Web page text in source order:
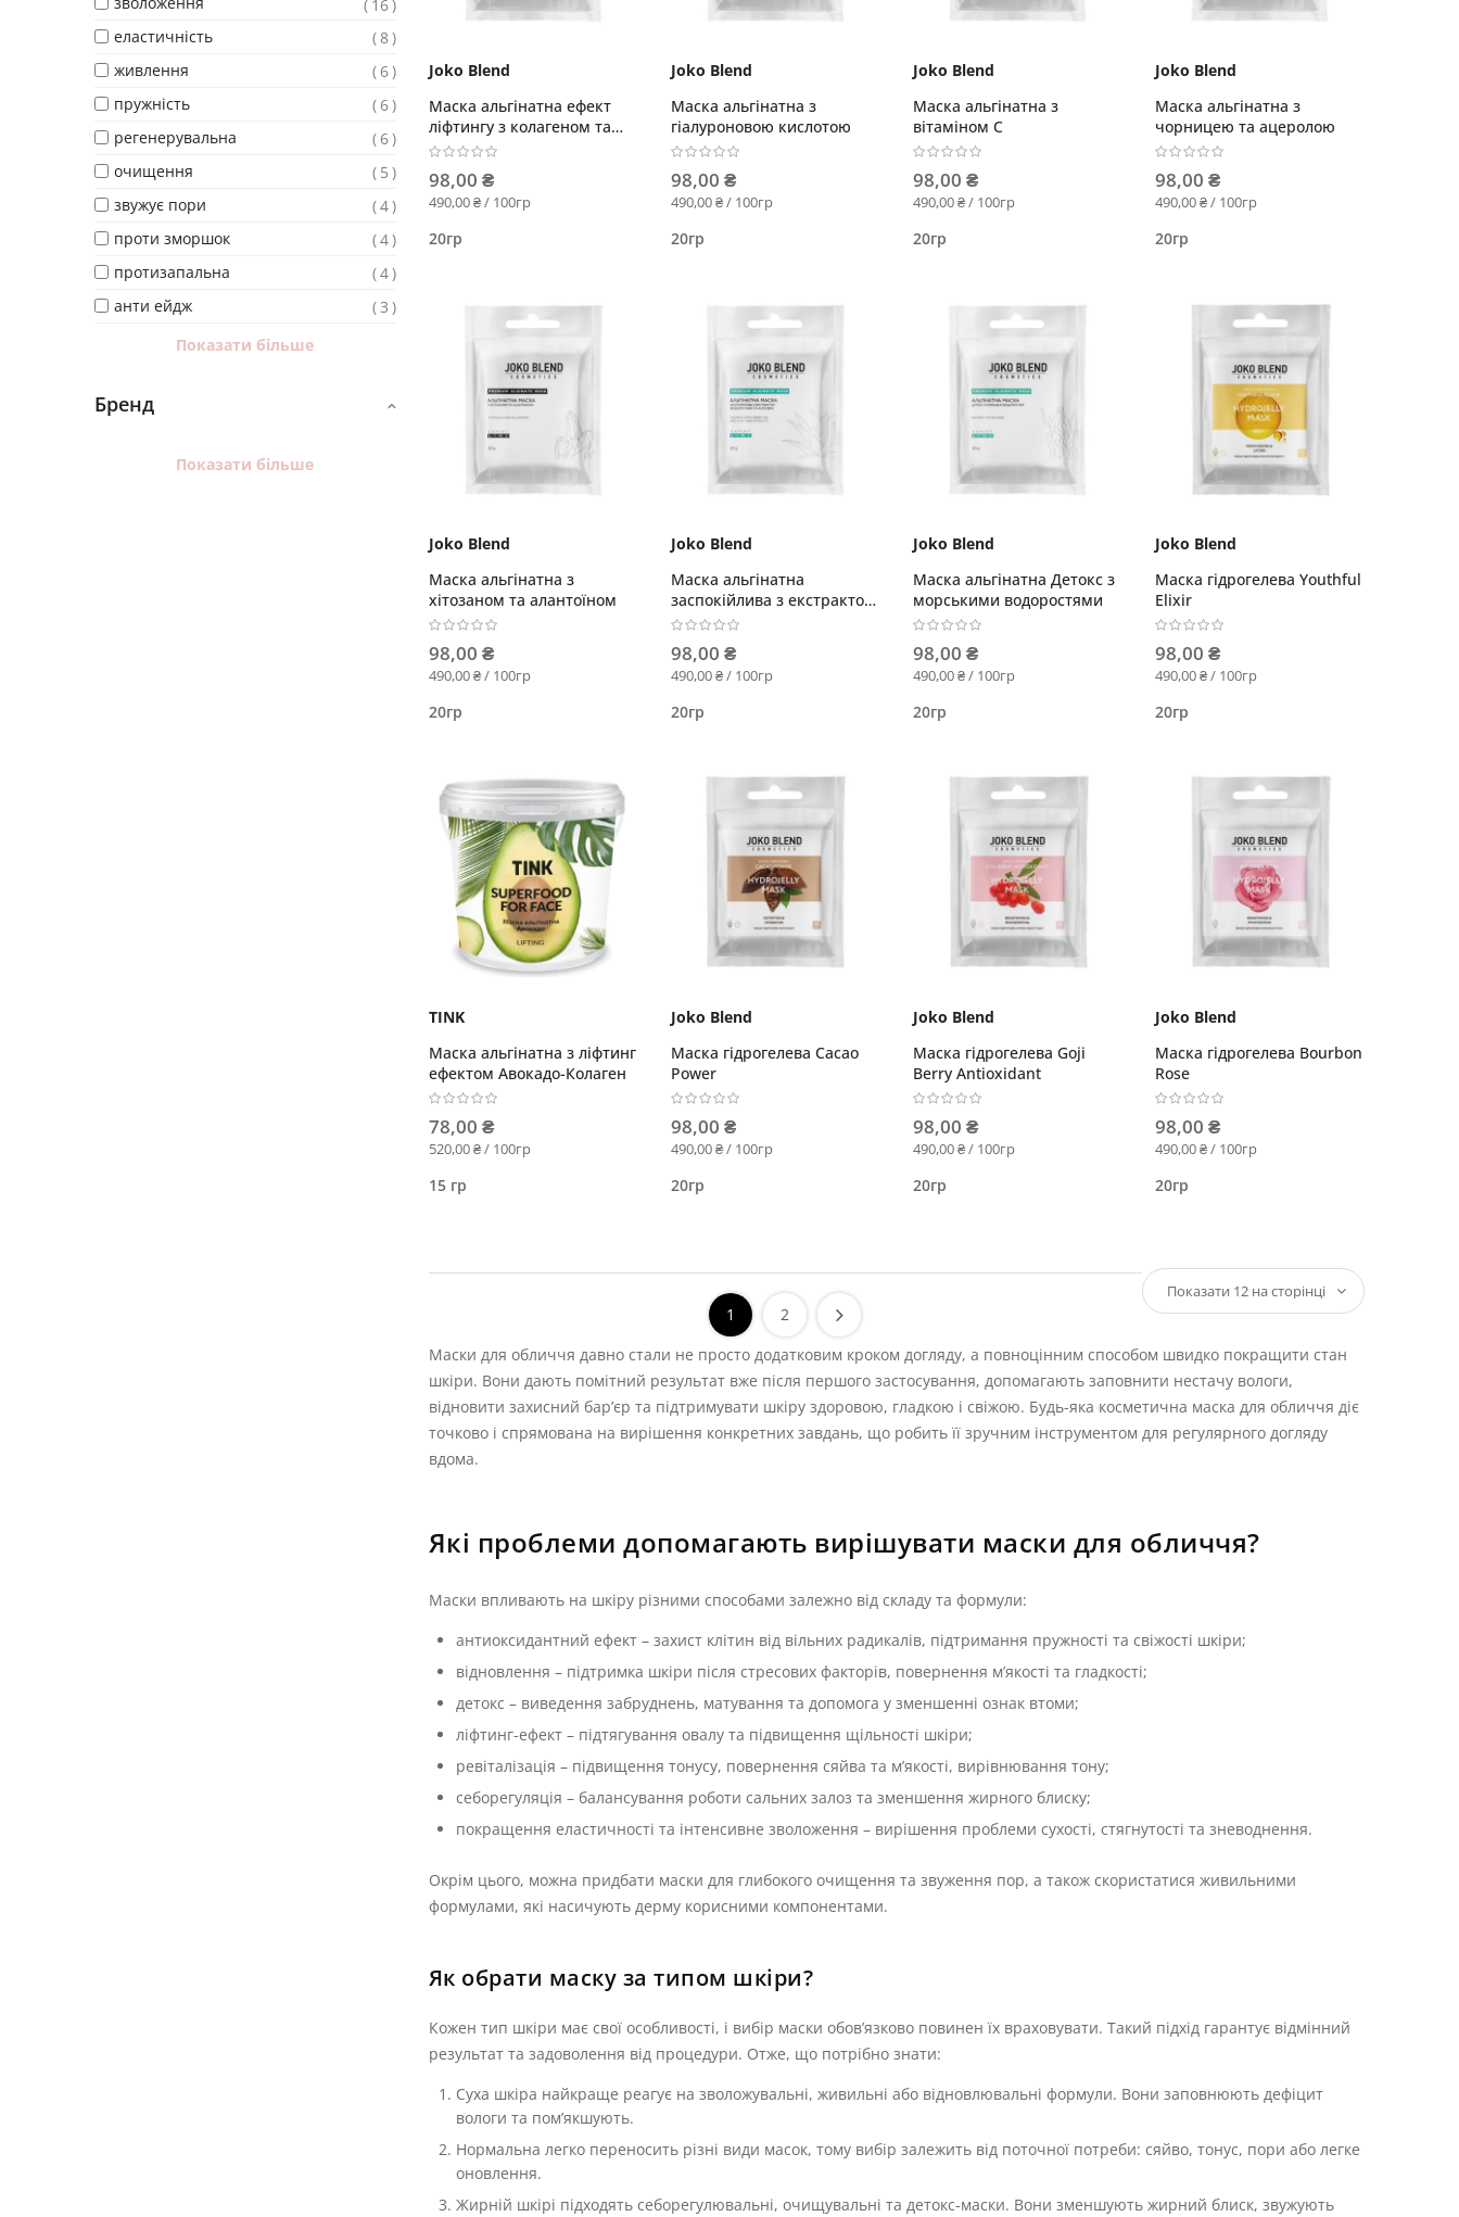
Joko Blend
Маска альгінатна ефект
ліфтингу з колагеном та
еластином
98,00 ₴
490,00 ₴ / 100гр
20гр
Joko Blend
Маска альгінатна з
гіалуроновою кислотою
98,00 ₴
490,00 ₴ / 100гр
20гр
Joko Blend
Маска альгінатна з
вітаміном С
98,00 ₴
490,00 ₴ / 100гр
20гр
Joko Blend
Маска альгінатна з
чорницею та ацеролою
98,00 ₴
490,00 ₴ / 100гр
20гр
Joko Blend
Маска альгінатна з
хітозаном та алантоїном
98,00 ₴
490,00 ₴ / 100гр
20гр
Joko Blend
Маска альгінатна
заспокійлива з екстрактом
зеленого чаю та алое вера
98,00 ₴
490,00 ₴ / 100гр
20гр
Joko Blend
Маска альгінатна Детокс з
морськими водоростями
98,00 ₴
490,00 ₴ / 100гр
20гр
Joko Blend
Маска гідрогелева Youthful
Elixir
98,00 ₴
490,00 ₴ / 100гр
20гр
TINK
Маска альгінатна з ліфтинг
ефектом Авокадо-Колаген
78,00 ₴
520,00 ₴ / 100гр
15 гр
Joko Blend
Маска гідрогелева Cacao
Power
98,00 ₴
490,00 ₴ / 100гр
20гр
Joko Blend
Маска гідрогелева Goji
Berry Antioxidant
98,00 ₴
490,00 ₴ / 100гр
20гр
Joko Blend
Маска гідрогелева Bourbon
Rose
98,00 ₴
490,00 ₴ / 100гр
20гр
1
2
Маски для обличчя давно стали не просто додатковим кроком догляду, а повноцінним способом швидко покращити стан
шкіри. Вони дають помітний результат вже після першого застосування, допомагають заповнити нестачу вологи,
відновити захисний бар’єр та підтримувати шкіру здоровою, гладкою і свіжою. Будь-яка косметична маска для обличчя діє
точково і спрямована на вирішення конкретних завдань, що робить її зручним інструментом для регулярного догляду
вдома.
Які проблеми допомагають вирішувати маски для обличчя?
Маски впливають на шкіру різними способами залежно від складу та формули:
антиоксидантний ефект – захист клітин від вільних радикалів, підтримання пружності та свіжості шкіри;
відновлення – підтримка шкіри після стресових факторів, повернення м’якості та гладкості;
детокс – виведення забруднень, матування та допомога у зменшенні ознак втоми;
ліфтинг-ефект – підтягування овалу та підвищення щільності шкіри;
ревіталізація – підвищення тонусу, повернення сяйва та м’якості, вирівнювання тону;
себорегуляція – балансування роботи сальних залоз та зменшення жирного блиску;
покращення еластичності та інтенсивне зволоження – вирішення проблеми сухості, стягнутості та зневоднення.
Окрім цього, можна придбати маски для глибокого очищення та звуження пор, а також скористатися живильними
формулами, які насичують дерму корисними компонентами.
Як обрати маску за типом шкіри?
Кожен тип шкіри має свої особливості, і вибір маски обов’язково повинен їх враховувати. Такий підхід гарантує відмінний
результат та задоволення від процедури. Отже, що потрібно знати:
Суха шкіра найкраще реагує на зволожувальні, живильні або відновлювальні формули. Вони заповнюють дефіцит
вологи та пом’якшують.
Нормальна легко переносить різні види масок, тому вибір залежить від поточної потреби: сяйво, тонус, пори або легке
оновлення.
Жирній шкірі підходять себорегулювальні, очищувальні та детокс-маски. Вони зменшують жирний блиск, звужують
16
еластичність
8
живлення
6
пружність
6
регенерувальна
6
очищення
5
звужує пори
4
проти зморшок
4
протизапальна
4
анти ейдж
3
Показати більше
Бренд
Показати більше